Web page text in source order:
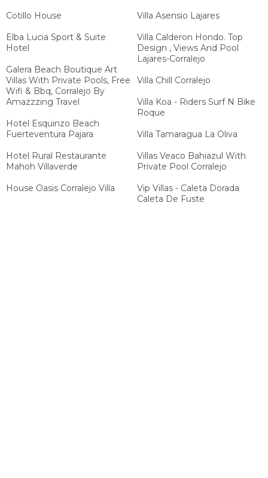
Cotillo House
Elba Lucia Sport & Suite
Hotel
Galera Beach Boutique Art
Villas With Private Pools, Free
Wifi & Bbq, Corralejo By
Amazzzing Travel
Hotel Esquinzo Beach
Fuerteventura Pajara
Hotel Rural Restaurante
Mahoh Villaverde
House Oasis Corralejo Villa
Villa Asensio Lajares
Villa Calderon Hondo. Top
Design , Views And Pool
Lajares-Corralejo
Villa Chill Corralejo
Villa Koa - Riders Surf N Bike
Roque
Villa Tamaragua La Oliva
Villas Veaco Bahiazul With
Private Pool Corralejo
Vip Villas - Caleta Dorada
Caleta De Fuste